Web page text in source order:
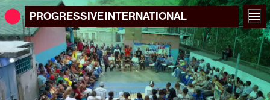
PROGRESSIVEINTERNATIONAL